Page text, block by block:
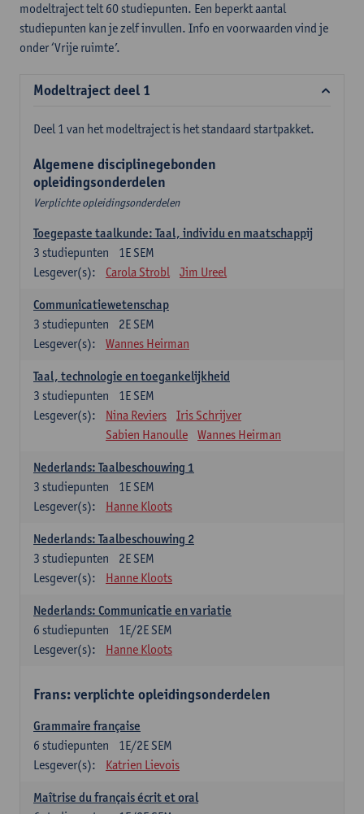
modeltraject telt 60 studiepunten. Een beperkt aantal
studiepunten kan je zelf invullen. Info en voorwaarden vind je
onder ‘Vrije ruimte’.
Modeltraject deel 1
Deel 1 van het modeltraject is het standaard startpakket.
Algemene disciplinegebonden
opleidingsonderdelen
Verplichte opleidingsonderdelen
Toegepaste taalkunde: Taal, individu en maatschappij
1E SEM
3 studiepunten
Lesgever(s):
Carola Strobl Jim Ureel
Communicatiewetenschap
2E SEM
3 studiepunten
Lesgever(s):
Wannes Heirman
Taal, technologie en toegankelijkheid
1E SEM
3 studiepunten
Lesgever(s):
Nina Reviers
Iris Schrijver
Sabien Hanoulle
Wannes Heirman
Nederlands: Taalbeschouwing 1
1E SEM
3 studiepunten
Lesgever(s):
Hanne Kloots
Nederlands: Taalbeschouwing 2
2E SEM
3 studiepunten
Lesgever(s):
Hanne Kloots
Nederlands: Communicatie en variatie
1E/2E SEM
6 studiepunten
Lesgever(s):
Hanne Kloots
Frans: verplichte opleidingsonderdelen
Grammaire française
1E/2E SEM
6 studiepunten
Lesgever(s):
Katrien Lievois
Maîtrise du français écrit et oral